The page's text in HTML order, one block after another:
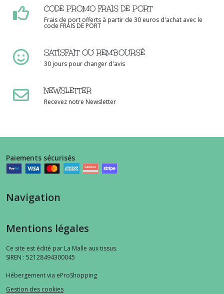
CODE PROMO FRAIS DE PORT
Frais de port offerts à partir de 30 euros d'achat avec le
code FRAIS DE PORT
SATISFAIT OU REMBOURSÉ
30 jours pour changer d'avis
NEWSLETTER
Recevez notre Newsletter
Paiements sécurisés
Navigation
Mentions légales
Ce site est édité par La Malle aux tissus.
SIREN : 52128494300045
Hébergement via eProShopping
Gestion des cookies